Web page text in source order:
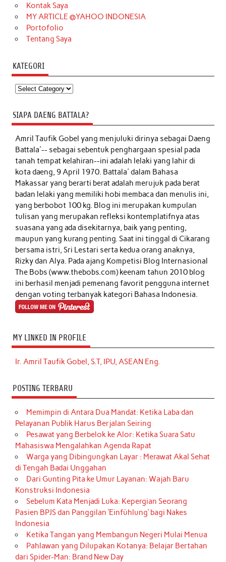
Kontak Saya
MY ARTICLE @YAHOO INDONESIA
Portofolio
Tentang Saya
KATEGORI
Kategori
SIAPA DAENG BATTALA?
Amril Taufik Gobelyang menjuluki dirinya sebagai Daeng
Battala'-- sebagai sebentuk penghargaan spesial pada
tanah tempat kelahiran--ini adalah lelaki yang lahir di
kota daeng, 9 April 1970. Battala' dalam Bahasa
Makassar yang berarti berat adalah merujuk pada berat
badan lelaki yang memiliki hobi membaca dan menulis ini,
yang berbobot 100 kg. Blog ini merupakan kumpulan
tulisan yang merupakan refleksi kontemplatifnya atas
suasana yang ada disekitarnya, baik yang penting,
maupun yang kurang penting. Saat ini tinggal di Cikarang
bersama istri, Sri Lestari serta kedua orang anaknya,
Rizky dan Alya. Pada ajang Kompetisi Blog Internasional
The Bobs (www.thebobs.com) keenam tahun 2010 blog
ini berhasil menjadi pemenang favorit pengguna internet
dengan voting terbanyak kategori Bahasa Indonesia.
MY LINKED IN PROFILE
Ir. Amril Taufik Gobel, S.T, IPU, ASEAN Eng.
POSTING TERBARU
Memimpin di Antara Dua Mandat: Ketika Laba dan
Pelayanan Publik Harus Berjalan Seiring
Pesawat yang Berbelok ke Alor: Ketika Suara Satu
Mahasiswa Mengalahkan Agenda Rapat
Warga yang Dibingungkan Layar : Merawat Akal Sehat
di Tengah Badai Unggahan
Dari Gunting Pita ke Umur Layanan: Wajah Baru
Konstruksi Indonesia
Sebelum Kata Menjadi Luka: Kepergian Seorang
Pasien BPJS dan Panggilan ‘Einfühlung’ bagi Nakes
Indonesia
Ketika Tangan yang Membangun Negeri Mulai Menua
Pahlawan yang Dilupakan Kotanya: Belajar Bertahan
dari Spider-Man: Brand New Day